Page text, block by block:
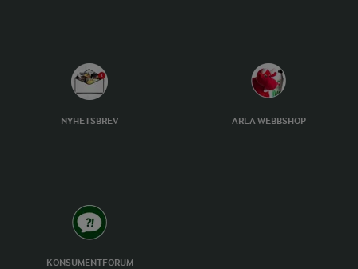
NYHETSBREV ARLA WEBBSHOP
KONSUMENTFORUM